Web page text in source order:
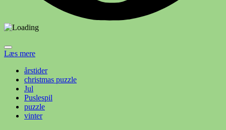
Læs mere
årstider
christmas puzzle
Jul
Puslespil
puzzle
vinter